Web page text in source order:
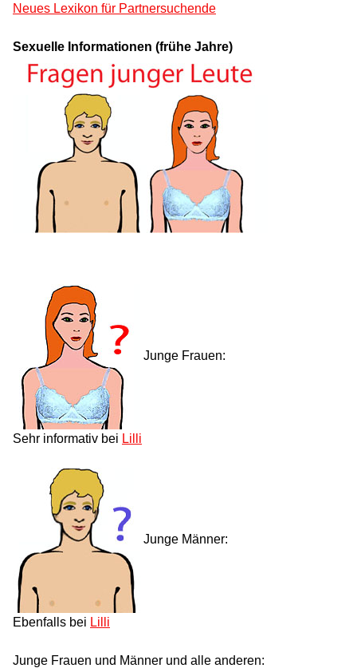
Neues Lexikon für Partnersuchende
Sexuelle Informationen (frühe Jahre)
Junge Frauen:
Sehr informativ bei Lilli
Junge Männer:
Ebenfalls bei Lilli
Junge Frauen und Männer und alle anderen: